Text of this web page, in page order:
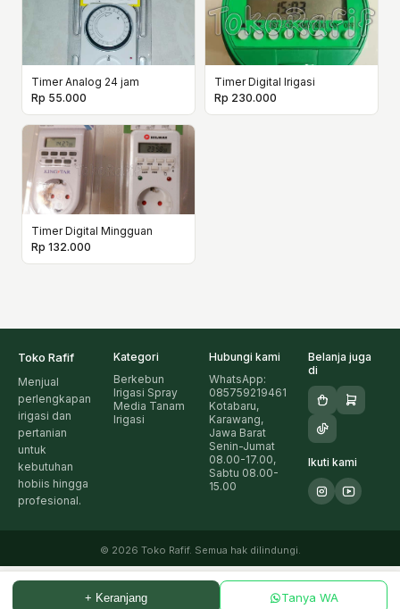
Timer Analog 24 jam
Rp 55.000
Timer Digital Irigasi
Rp 230.000
Timer Digital Mingguan
Rp 132.000
Toko Rafif
Menjual
perlengkapan
irigasi dan
pertanian
untuk
kebutuhan
hobiis hingga
profesional.
Kategori
Berkebun
Irigasi Spray
Media Tanam
Irigasi
Hubungi kami
WhatsApp:
085759219461
Kotabaru,
Karawang,
Jawa Barat
Senin-Jumat
08.00-17.00,
Sabtu 08.00-
15.00
Belanja juga
di
Ikuti kami
© 2026 Toko Rafif. Semua hak dilindungi.
+ Keranjang Tanya WA